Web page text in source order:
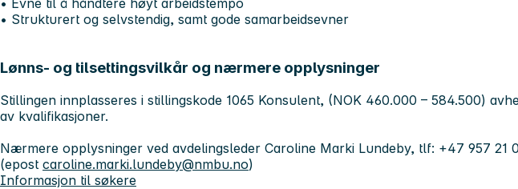
• Evne til å håndtere høyt arbeidstempo
• Strukturert og selvstendig, samt gode samarbeidsevner
Lønns- og tilsettingsvilkår og nærmere opplysninger
Stillingen innplasseres i stillingskode 1065 Konsulent, (NOK 460.000 – 584.500)
av kvalifikasjoner.
Nærmere opplysninger ved avdelingsleder Caroline Marki Lundeby, tlf: +47 957 21
(epost caroline.marki.lundeby@nmbu.no)
Informasjon til søkere